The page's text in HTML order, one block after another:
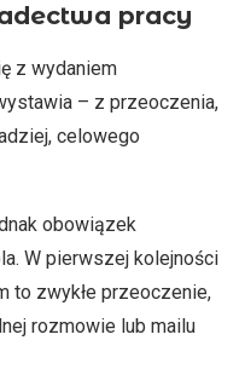
pracy
z wydaniem
– z przeoczenia,
celowego
obowiązek
W pierwszej kolejności
to zwykłe przeoczenie,
rozmowie lub mailu